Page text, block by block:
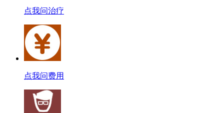
点我问治疗
点我问费用